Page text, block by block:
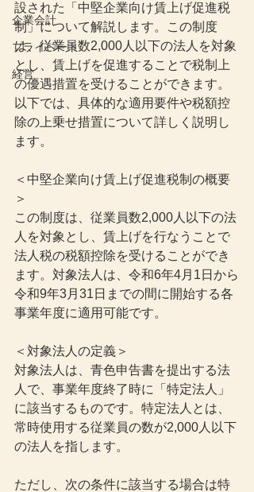
企業会計
プライベート
経営
設された「中堅企業向け賃上げ促進税
制」について解説します。この制度
は、従業員数2,000人以下の法人を対象
とし、賃上げを促進することで税制上
の優遇措置を受けることができます。
以下では、具体的な適用要件や税額控
除の上乗せ措置について詳しく説明し
ます。
＜中堅企業向け賃上げ促進税制の概要
＞
この制度は、従業員数2,000人以下の法
人を対象とし、賃上げを行なうことで
法人税の税額控除を受けることができ
ます。対象法人は、令和6年4月1日から
令和9年3月31日までの間に開始する各
事業年度に適用可能です。
＜対象法人の定義＞
対象法人は、青色申告書を提出する法
人で、事業年度終了時に「特定法人」
に該当するものです。特定法人とは、
常時使用する従業員の数が2,000人以下
の法人を指します。
ただし、次の条件に該当する場合は特